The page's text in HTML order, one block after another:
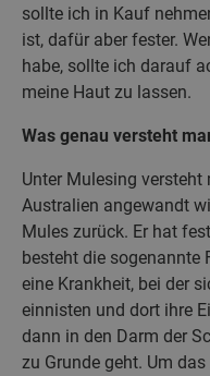
sollte ich in Kauf
ist, dafür aber fester.
habe, sollte ich darauf
meine Haut zu lassen.
Was genau versteht
Unter Mulesing versteht
Australien angewandt
Mules zurück. Er hat
besteht die sogenannte
eine Krankheit, bei der
einnisten und dort ihre
dann in den Darm der
zu Grunde geht. Um